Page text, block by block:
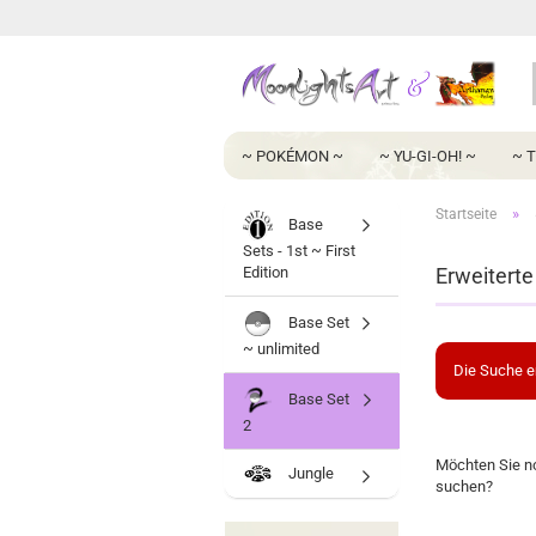
~ POKÉMON ~ ~ YU-GI-OH! ~ ~
Startseite »
Die Suche
SIE
NOCH
Möchten Sie
suchen?
Base
Sets - 1st ~ First
Edition
Base Set
~ unlimited
Base Set
2
Jungle